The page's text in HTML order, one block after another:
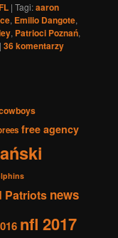
|Tagi:aaron
, Emilio Dangote,
, Patrioci Poznań,
|36komentarzy
free agency
Patriots news
nfl 2017